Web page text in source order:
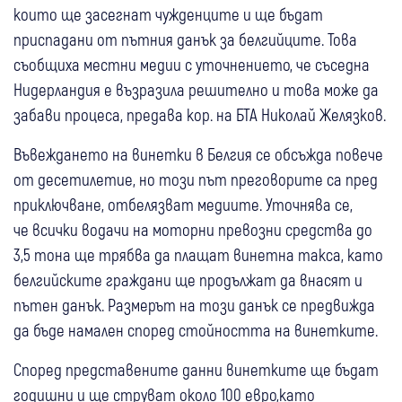
които ще засегнат чужденците и ще бъдат
приспадани от пътния данък за белгийците. Това
съобщиха местни медии с уточнението, че съседна
Нидерландия е възразила решително и това може да
забави процеса, предава кор. на БТА Николай Желязков.
Въвеждането на винетки в Белгия се обсъжда повече
от десетилетие, но този път преговорите са пред
приключване, отбелязват медиите. Уточнява се,
че всички водачи на моторни превозни средства до
3,5 тона ще трябва да плащат винетна такса, като
белгийските граждани ще продължат да внасят и
пътен данък. Размерът на този данък се предвижда
да бъде намален според стойността на винетките.
Според представените данни винетките ще бъдат
годишни и ще струват около 100 евро,като